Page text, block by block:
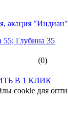
акация
Глубина 35
(0)
В 1 КЛИК
cookie для